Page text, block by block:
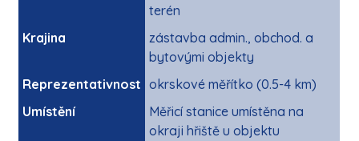
terén
Krajina
zástavba admin., obchod. a
bytovými objekty
Reprezentativnost okrskové měřítko (0.5-4 km)
Umístění
Měřicí stanice umístěna na
okraji hřiště u objektu